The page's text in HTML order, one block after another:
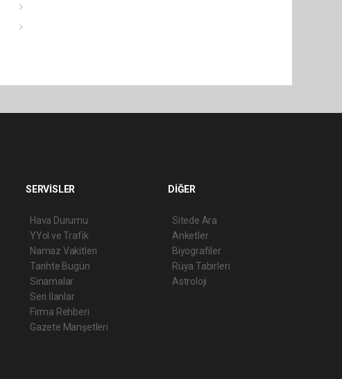
SERVİSLER
Hava Durumu
YYol ve Trafik
Namaz Vakitleri
Tarihte Bugün
Sinamalar
Seri İlanlar
Firma Rehberi
Gazete Manşetleri
DİĞER
Sitede Ara
Anketler
Biyografiler
Rüya Tabirleri
Astroloji